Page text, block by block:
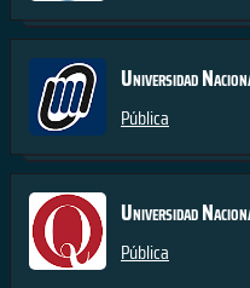
Universidad
Pública
Universidad
Pública